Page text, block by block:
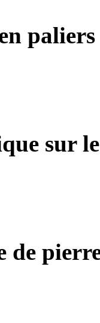
sur
de